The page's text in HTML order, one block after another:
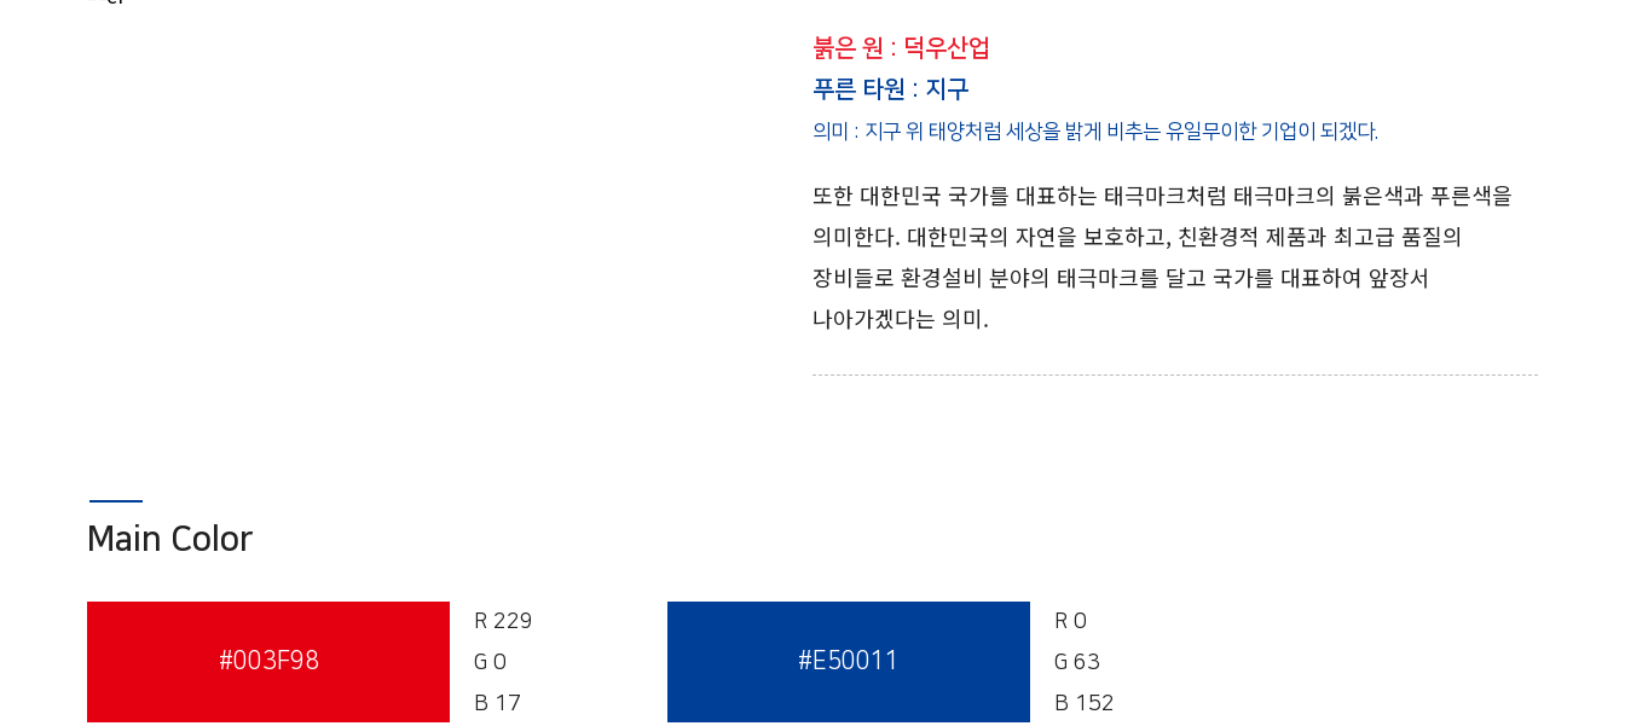
붉은 원 : 덕우산업
푸른 타원 : 지구
의미 : 지구 위 태양처럼 세상을 밝게 비추는 유일무이한 기업이 되겠다.
또한 대한민국 국가를 대표하는 태극마크처럼 태극마크의 붉은색과 푸른색을
의미한다. 대한민국의 자연을 보호하고, 친환경적 제품과 최고급 품질의
장비들로 환경설비 분야의 태극마크를 달고 국가를 대표하여 앞장서
나아가겠다는 의미.
Main Color
#003F98
R 229
G 0
B 17
#E50011
R 0
G 63
B 152